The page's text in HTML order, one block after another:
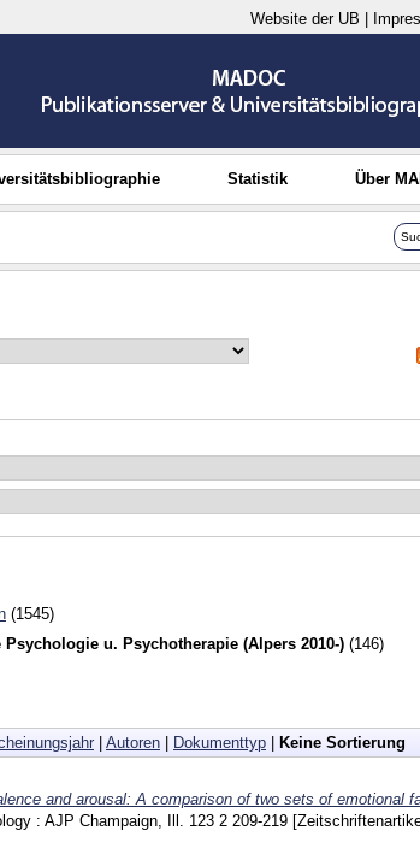
Website der UB
Statistik Über
(1545)
u. Psychotherapie (Alpers 2010-) (146)
| Autoren | Dokumenttyp | Keine Sortierung
and arousal: A comparison of two sets of emotional
: AJP Champaign, Ill. 123 2 209-219